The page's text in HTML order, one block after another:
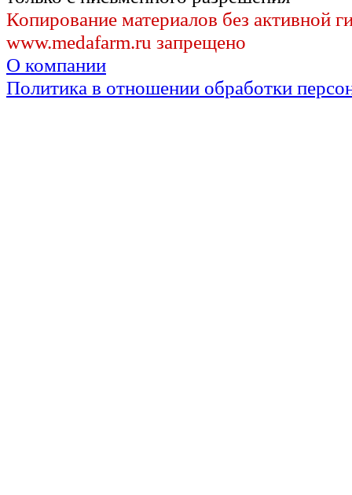
Копирование материалов без активной
www.medafarm.ru запрещено
О компании
Политика в отношении обработки